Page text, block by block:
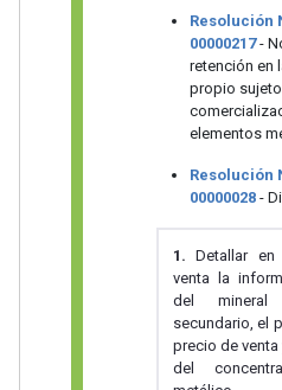
Resolución
00000217-
retención en
propio
elementos
Resolución
00000028-
1.Detallar
venta la
del
secundario, el
precio de
del